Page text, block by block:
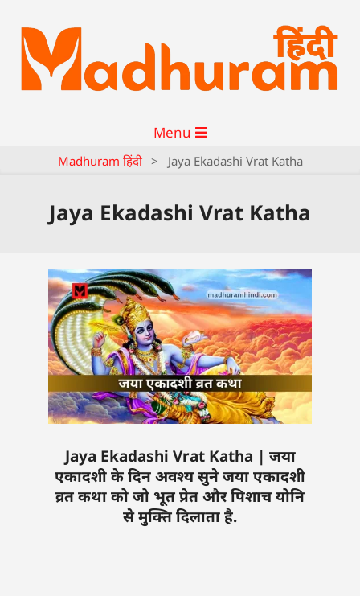
Menu
Madhuram हिंदी > Jaya Ekadashi Vrat Katha
Jaya Ekadashi Vrat Katha
Jaya Ekadashi Vrat Katha | जया
एकादशी के दिन अवश्य सुने जया एकादशी
व्रत कथा को जो भूत प्रेत और पिशाच योनि
से मुक्ति दिलाता है.